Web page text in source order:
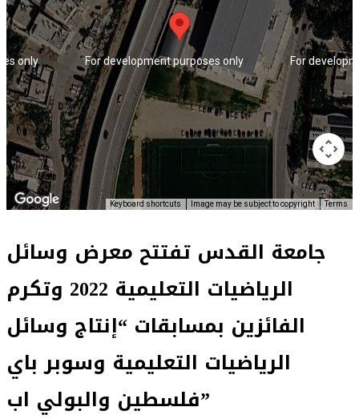
only
For development purposes only
only
For development purposes only For
For
Keyboard shortcuts Image may be subject to copyright Terms
جامعة القدس تفتتح معرض وسائل
الرياضيات التعليمية 2022 وتكرم
الفائزين بمسابقات “إنتاج وسائل
الرياضيات التعليمية وسوبر باي
فلسطين والبولي اب”